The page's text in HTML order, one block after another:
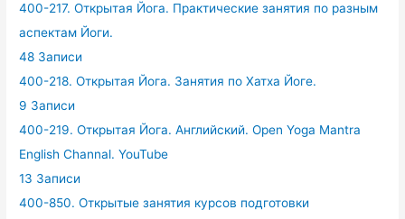
400-217. Открытая Йога. Практические занятия по разным
аспектам Йоги.
48 Записи
400-218. Открытая Йога. Занятия по Хатха Йоге.
9 Записи
400-219. Открытая Йога. Английский. Open Yoga Mantra
English Channal. YouTube
13 Записи
400-850. Открытые занятия курсов подготовки